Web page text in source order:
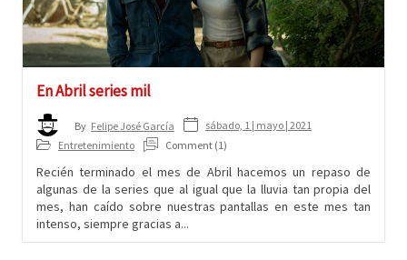
En Abril series mil
By Felipe José García
sábado, 1 | mayo | 2021
Entretenimiento
Comment (1)
Recién terminado el mes de Abril hacemos un repaso de
algunas de la series que al igual que la lluvia tan propia del
mes, han caído sobre nuestras pantallas en este mes tan
intenso, siempre gracias a...